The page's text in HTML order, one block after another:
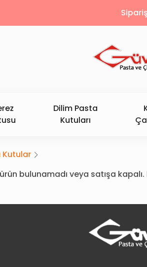
Dilim Pasta
Kutuları
Kutular
bulunamadı veya satışa